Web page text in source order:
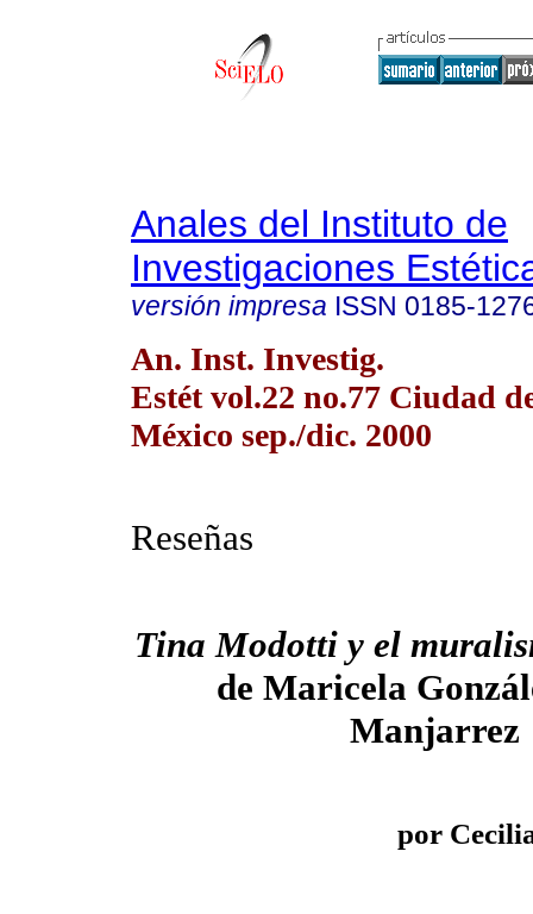
Anales del Instituto de
Investigaciones
versión impresa ISSN 0185-
An. Inst. Investig.
Estét vol.22 no.77 Ciudad
México sep./dic. 2000
Reseñas
Tina Modotti y el
de Maricela
Manjarrez
por